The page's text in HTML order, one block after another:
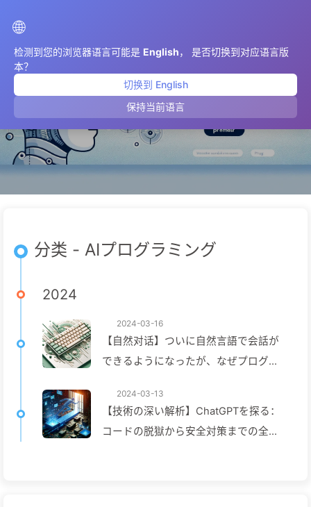
🌐
检测到您的浏览器语言可能是 English， 是否切换到对应语言版
本？
切换到 English
保持当前语言
AIプログラミング
分类 - AIプログラミング
2024
2024-03-16
【自然对话】ついに自然言語で会話が
できるようになったが、なぜプログラ
2024-03-13
【技術の深い解析】ChatGPTを探る：
コードの脱獄から安全対策までの全過